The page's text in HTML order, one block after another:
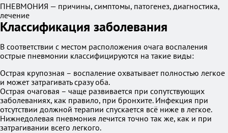
ПНЕВМОНИЯ — причины, симптомы, патогенез, диагностика,
лечение
Классификация заболевания
В соответствии с местом расположения очага воспаления
острые пневмонии классифицируются на такие виды:
Острая крупозная – воспаление охватывает полностью легкое
и может затрагивать сразу оба.
Острая очаговая – чаще развивается при сопутствующих
заболеваниях, как правило, при бронхите. Инфекция при
отсутствии должной терапии спускается всё ниже в легкое.
Нижнедолевая пневмония лечится точно так же, как и при
затрагивании всего легкого.